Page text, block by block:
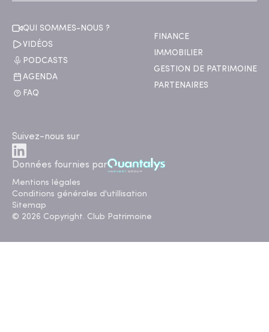
QUI SOMMES-NOUS ?
VIDÉOS
PODCASTS
AGENDA
FAQ
FINANCE
IMMOBILIER
GESTION DE PATRIMOINE
PARTENAIRES
Suivez-nous sur
Données fournies par
Mentions légales
Conditions générales d'utillisation
Sitemap
© 2026 Copyright. Club Patrimoine